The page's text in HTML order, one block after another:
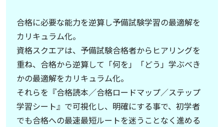
合格に必要な能力を逆算し予備試験学習の最適解を
カリキュラム化。
資格スクエアは、予備試験合格者からヒアリングを
重ね、合格から逆算して「何を」「どう」学ぶべき
かの最適解をカリキュラム化。
それらを『合格読本／合格ロードマップ／ステップ
学習シート』で可視化し、明確にする事で、初学者
でも合格への最速最短ルートを迷うことなく進める